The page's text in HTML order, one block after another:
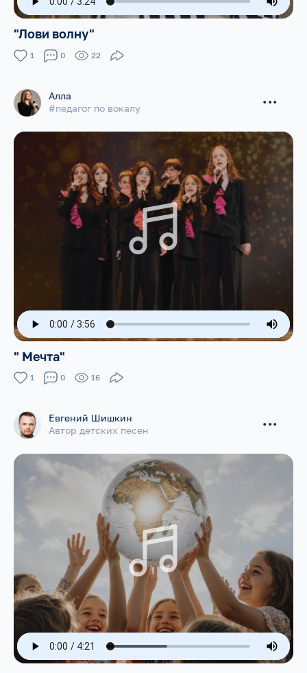
"Лови волну"
1 0 22
Алла
#педагог по вокалу
...
" Мечта"
1 0 16
Евгений Шишкин
Автор детских песен
...